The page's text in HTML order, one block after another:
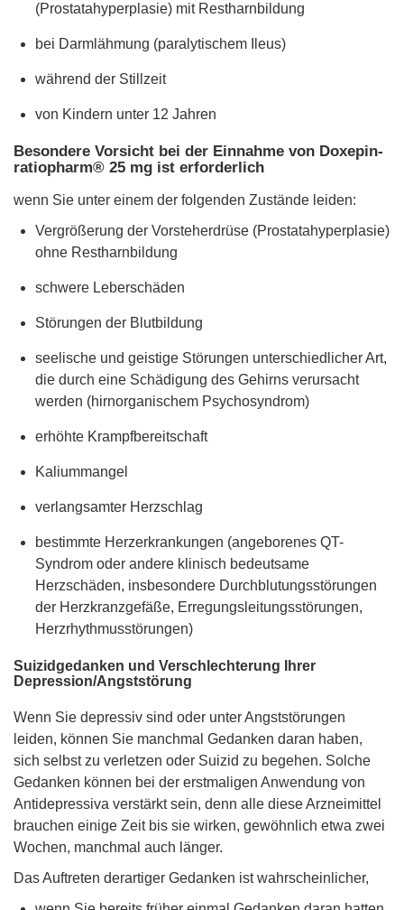
(Prostatahyperplasie) mit Restharnbildung
bei Darmlähmung (paralytischem Ileus)
während der Stillzeit
von Kindern unter 12 Jahren
Besondere Vorsicht bei der Einnahme von Doxepin-
ratiopharm® 25 mg ist erforderlich
wenn Sie unter einem der folgenden Zustände leiden:
Vergrößerung der Vorsteherdrüse (Prostatahyperplasie)
ohne Restharnbildung
schwere Leberschäden
Störungen der Blutbildung
seelische und geistige Störungen unterschiedlicher Art,
die durch eine Schädigung des Gehirns verursacht
werden (hirnorganischem Psychosyndrom)
erhöhte Krampfbereitschaft
Kaliummangel
verlangsamter Herzschlag
bestimmte Herzerkrankungen (angeborenes QT-
Syndrom oder andere klinisch bedeutsame
Herzschäden, insbesondere Durchblutungsstörungen
der Herzkranzgefäße, Erregungsleitungsstörungen,
Herzrhythmusstörungen)
Suizidgedanken und Verschlechterung Ihrer
Depression/Angststörung
Wenn Sie depressiv sind oder unter Angststörungen
leiden, können Sie manchmal Gedanken daran haben,
sich selbst zu verletzen oder Suizid zu begehen. Solche
Gedanken können bei der erstmaligen Anwendung von
Antidepressiva verstärkt sein, denn alle diese Arzneimittel
brauchen einige Zeit bis sie wirken, gewöhnlich etwa zwei
Wochen, manchmal auch länger.
Das Auftreten derartiger Gedanken ist wahrscheinlicher,